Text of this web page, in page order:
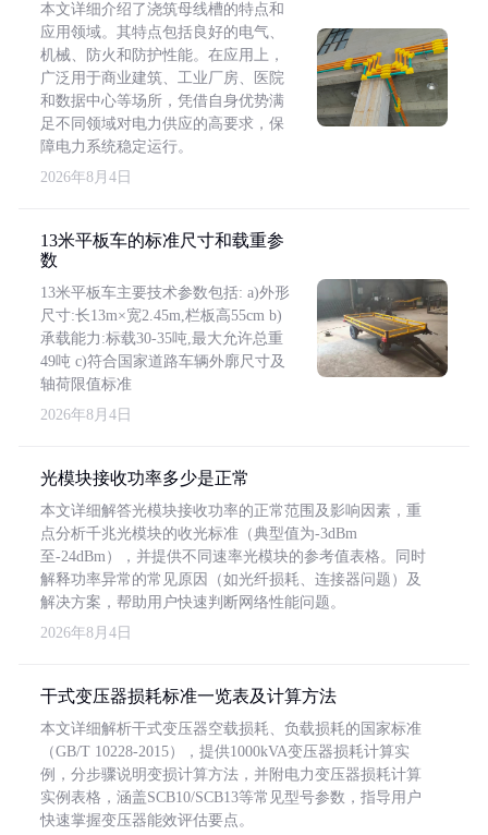
本文详细介绍了浇筑母线槽的特点和
应用领域。其特点包括良好的电气、
机械、防火和防护性能。在应用上，
广泛用于商业建筑、工业厂房、医院
和数据中心等场所，凭借自身优势满
足不同领域对电力供应的高要求，保
障电力系统稳定运行。
2026年8月4日
13米平板车的标准尺寸和载重参
数
13米平板车主要技术参数包括: a)外形
尺寸:长13m×宽2.45m,栏板高55cm b)
承载能力:标载30-35吨,最大允许总重
49吨 c)符合国家道路车辆外廓尺寸及
轴荷限值标准
2026年8月4日
光模块接收功率多少是正常
本文详细解答光模块接收功率的正常范围及影响因素，重
点分析千兆光模块的收光标准（典型值为-3dBm
至-24dBm），并提供不同速率光模块的参考值表格。同时
解释功率异常的常见原因（如光纤损耗、连接器问题）及
解决方案，帮助用户快速判断网络性能问题。
2026年8月4日
干式变压器损耗标准一览表及计算方法
本文详细解析干式变压器空载损耗、负载损耗的国家标准
（GB/T 10228-2015），提供1000kVA变压器损耗计算实
例，分步骤说明变损计算方法，并附电力变压器损耗计算
实例表格，涵盖SCB10/SCB13等常见型号参数，指导用户
快速掌握变压器能效评估要点。